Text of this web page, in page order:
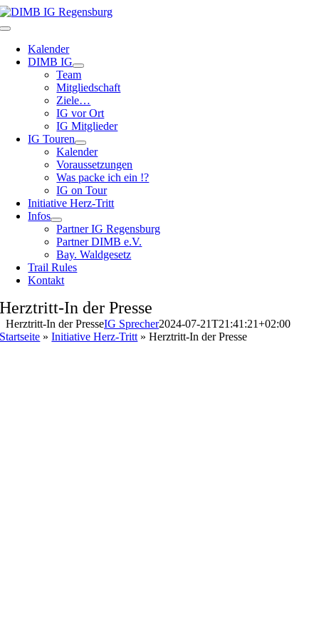
Zum
Inhalt
Toggle
NavigationKalender
DIMB IG
Team
Mitgliedschaft
Ziele…
IG vor Ort
IG Mitglieder
IG Touren
Kalender
Voraussetzungen
Was packe ich ein !?
IG on Tour
Initiative Herz-Tritt
Infos
Partner IG Regensburg
Partner DIMB e.V.
Bay. Waldgesetz
Trail Rules
Kontakt
Herztritt-In der Presse
Herztritt-In der PresseIG Sprecher2024-07-21T21:41:21+02:00
Startseite »Initiative Herz-Tritt »Herztritt-In der Presse